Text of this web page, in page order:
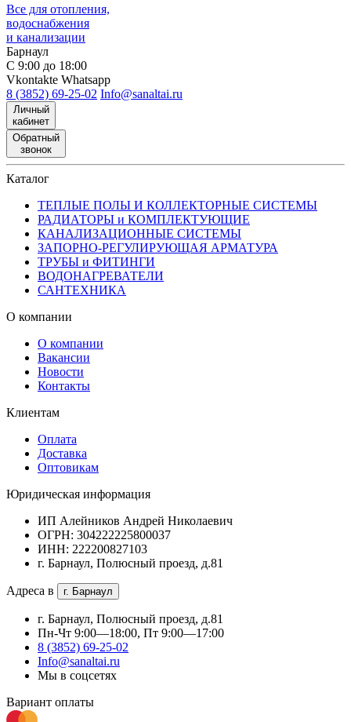
Все для отопления,
водоснабжения
и канализации
Барнаул
С 9:00 до 18:00
Vkontakte Whatsapp
8 (3852) 69-25-02 Info@sanaltai.ru
Личный
кабинет
Обратный
звонок
Каталог
ТЕПЛЫЕ ПОЛЫ И КОЛЛЕКТОРНЫЕ СИСТЕМЫ
РАДИАТОРЫ и КОМПЛЕКТУЮЩИЕ
КАНАЛИЗАЦИОННЫЕ СИСТЕМЫ
ЗАПОРНО-РЕГУЛИРУЮЩАЯ АРМАТУРА
ТРУБЫ и ФИТИНГИ
ВОДОНАГРЕВАТЕЛИ
САНТЕХНИКА
О компании
О компании
Вакансии
Новости
Контакты
Клиентам
Оплата
Доставка
Оптовикам
Юридическая информация
ИП Алейников Андрей Николаевич
ОГРН: 304222225800037
ИНН: 222200827103
г. Барнаул, Полюсный проезд, д.81
Адреса в г. Барнаул
г. Барнаул, Полюсный проезд, д.81
Пн-Чт 9:00—18:00, Пт 9:00—17:00
8 (3852) 69-25-02
Info@sanaltai.ru
Мы в соцсетях
Вариант оплаты